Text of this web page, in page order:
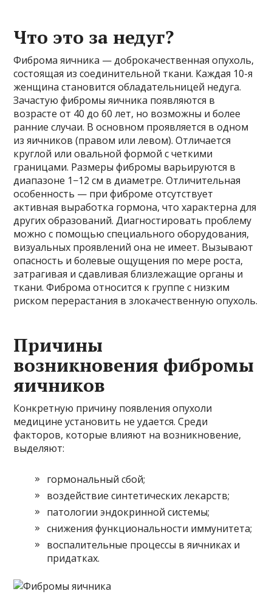
Что это за недуг?
Фиброма яичника — доброкачественная опухоль,
состоящая из соединительной ткани. Каждая 10-я
женщина становится обладательницей недуга.
Зачастую фибромы яичника появляются в
возрасте от 40 до 60 лет, но возможны и более
ранние случаи. В основном проявляется в одном
из яичников (правом или левом). Отличается
круглой или овальной формой с четкими
границами. Размеры фибромы варьируются в
диапазоне 1−12 см в диаметре. Отличительная
особенность — при фиброме отсутствует
активная выработка гормона, что характерна для
других образований. Диагностировать проблему
можно с помощью специального оборудования,
визуальных проявлений она не имеет. Вызывают
опасность и болевые ощущения по мере роста,
затрагивая и сдавливая близлежащие органы и
ткани. Фиброма относится к группе с низким
риском перерастания в злокачественную опухоль.
Причины
возникновения фибромы
яичников
Конкретную причину появления опухоли
медицине установить не удается. Среди
факторов, которые влияют на возникновение,
выделяют:
гормональный сбой;
воздействие синтетических лекарств;
патологии эндокринной системы;
снижения функциональности иммунитета;
воспалительные процессы в яичниках и
придатках.